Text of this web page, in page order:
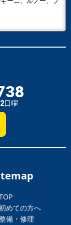
日曜
めての方へ
備・修理